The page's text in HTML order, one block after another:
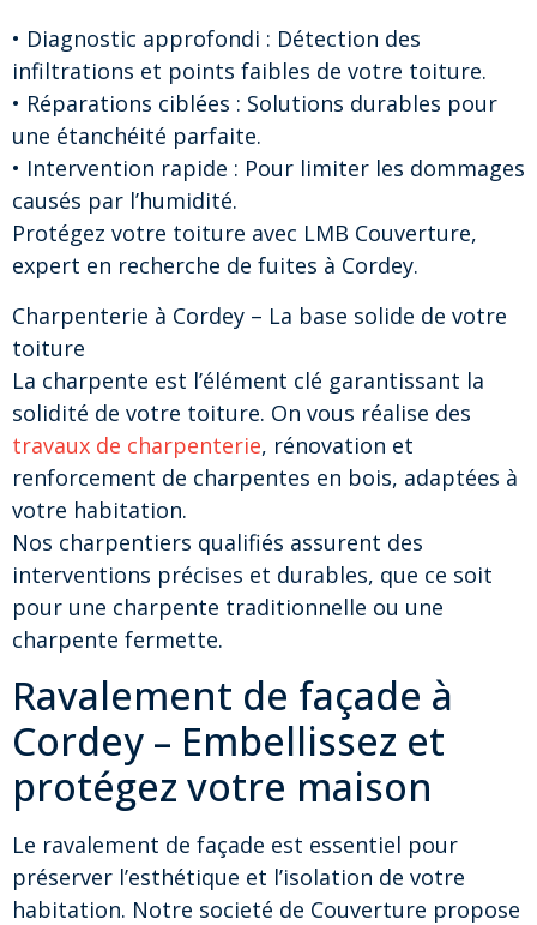
• Diagnostic approfondi : Détection des
infiltrations et points faibles de votre toiture.
• Réparations ciblées : Solutions durables pour
une étanchéité parfaite.
• Intervention rapide : Pour limiter les dommages
causés par l’humidité.
Protégez votre toiture avec LMB Couverture,
expert en recherche de fuites à Cordey.
Charpenterie à Cordey – La base solide de votre
toiture
La charpente est l’élément clé garantissant la
solidité de votre toiture. On vous réalise des
travaux de charpenterie, rénovation et
renforcement de charpentes en bois, adaptées à
votre habitation.
Nos charpentiers qualifiés assurent des
interventions précises et durables, que ce soit
pour une charpente traditionnelle ou une
charpente fermette.
Ravalement de façade à
Cordey – Embellissez et
protégez votre maison
Le ravalement de façade est essentiel pour
préserver l’esthétique et l’isolation de votre
habitation. Notre societé de Couverture propose